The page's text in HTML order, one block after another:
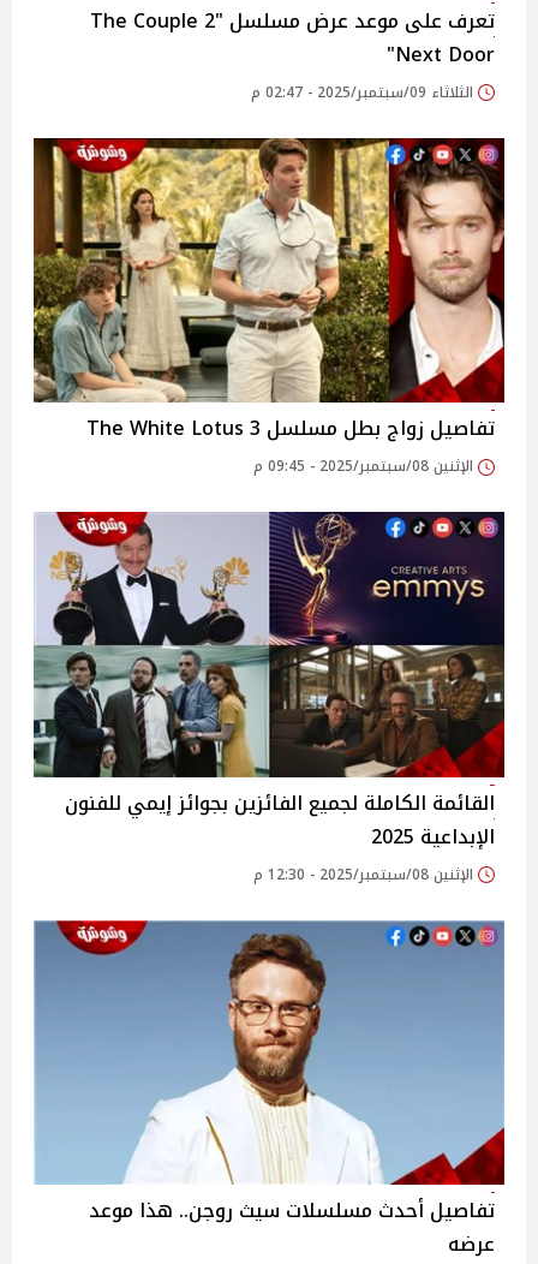
تعرف على موعد عرض مسلسل "2 The Couple
Next Door"
الثلاثاء 09/سبتمبر/2025 - 02:47 م
تفاصيل زواج بطل مسلسل 3 The White Lotus
الإثنين 08/سبتمبر/2025 - 09:45 م
القائمة الكاملة لجميع الفائزين بجوائز إيمي للفنون
الإبداعية 2025
الإثنين 08/سبتمبر/2025 - 12:30 م
تفاصيل أحدث مسلسلات سيث روجن.. هذا موعد
عرضه